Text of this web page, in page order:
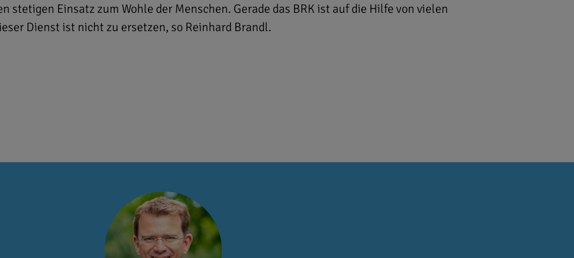
stetigen Einsatz zum Wohle der Menschen. Gerade das BRK ist auf die Hilfe von vielen
Dienst ist nicht zu ersetzen, so Reinhard Brandl.